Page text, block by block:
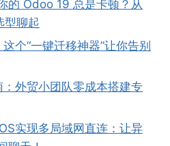
的 Odoo 19 总是卡顿？从
型聊起
个“一键迁移神器”让你告别
外贸小团队零成本搭建专
实现多局域网直连：让异